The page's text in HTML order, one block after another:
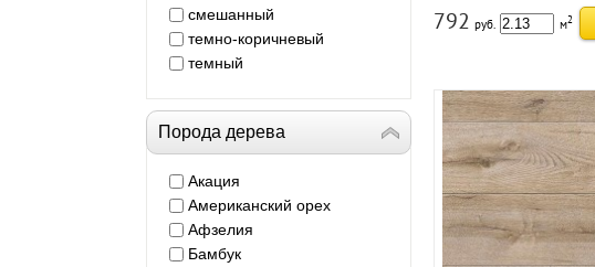
смешанный
темно-коричневый
темный
Порода дерева
Акация
Американский орех
Афзелия
Бамбук
792 руб. м2